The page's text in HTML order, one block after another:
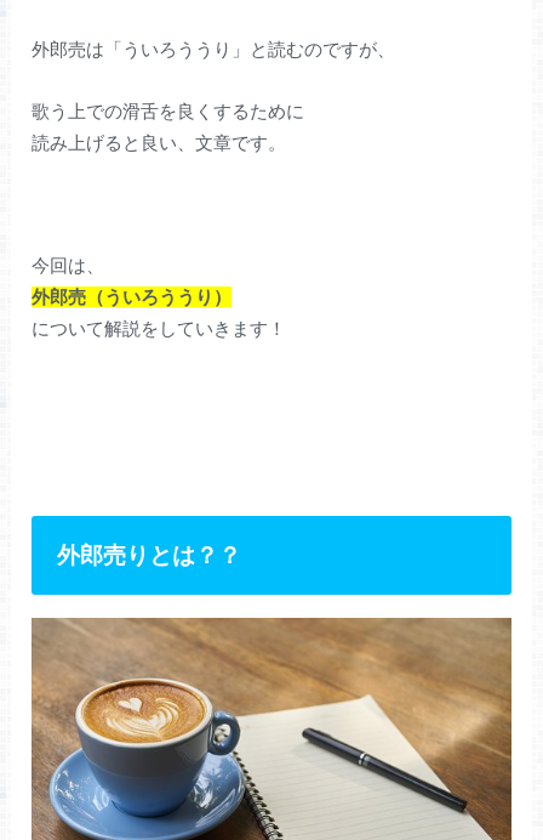
外郎売は「ういろううり」と読むのですが、
歌う上での滑舌を良くするために
読み上げると良い、文章です。
今回は、
外郎売（ういろううり）
について解説をしていきます！
外郎売りとは？？